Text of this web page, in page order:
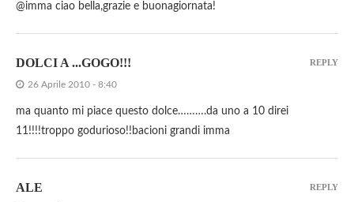
@imma ciao bella,grazie e buonagiornata!
DOLCI A ...GOGO!!!
26 Aprile 2010 - 8:40
ma quanto mi piace questo dolce……….da uno a 10 direi
11!!!!troppo godurioso!!bacioni grandi imma
REPLY
ALE REPLY